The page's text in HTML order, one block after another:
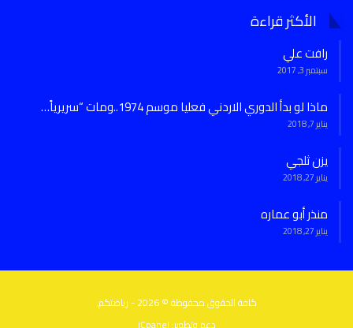
الأكثر قراءة
رافت علي
سبتمبر 3, 2017
ماذا لو بدأ الدوري الاردني فعليا موسم 1974..ومات “سريرياً…
يناير 7, 2018
يزن ثلجي
يناير 27, 2018
منذر أبو عماره
يناير 27, 2018
كافة الحقوق محفوظة © 2026 - رياضتكم.